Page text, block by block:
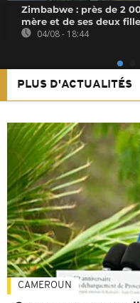
Zimbabwe : près de 2
mère et de ses deux
04/08 - 18:44
PLUS D'ACTUALITÉS
CAMEROUN